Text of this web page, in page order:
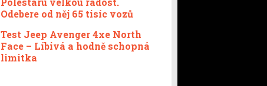
Odebere od něj 65 tisíc vozů
Test Jeep Avenger 4xe North
Face – Líbivá a hodně schopná
limitka